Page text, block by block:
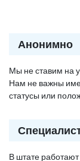
Анонимно
Мы не ставим на
Нам не важны
статусы или
В штате